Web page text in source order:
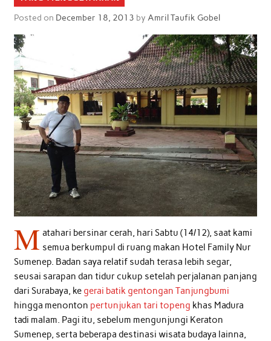
Posted on December 18, 2013 by Amril Taufik Gobel
M atahari bersinar cerah, hari Sabtu (14/12), saat kami
semua berkumpul di ruang makan Hotel Family Nur
Sumenep. Badan saya relatif sudah terasa lebih segar,
seusai sarapan dan tidur cukup setelah perjalanan panjang
dari Surabaya, ke gerai batik gentongan Tanjungbumi
hingga menonton pertunjukan tari topeng khas Madura
tadi malam. Pagi itu, sebelum mengunjungi Keraton
Sumenep, serta beberapa destinasi wisata budaya lainna,